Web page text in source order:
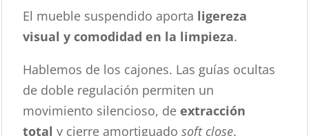
El mueble suspendido aporta ligereza
visual y comodidad en la limpieza.
Hablemos de los cajones. Las guías ocultas
de doble regulación permiten un
movimiento silencioso, de extracción
total y cierre amortiguadosoft close.